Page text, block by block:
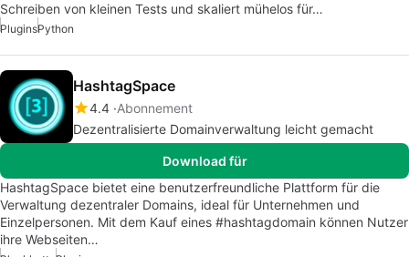
Schreiben von kleinen Tests und skaliert mühelos für…
PluginsPython
HashtagSpace
4.4 Abonnement
Dezentralisierte Domainverwaltung leicht gemacht
Download für
HashtagSpace bietet eine benutzerfreundliche Plattform für die
Verwaltung dezentraler Domains, ideal für Unternehmen und
Einzelpersonen. Mit dem Kauf eines #hashtagdomain können Nutzer
ihre Webseiten…